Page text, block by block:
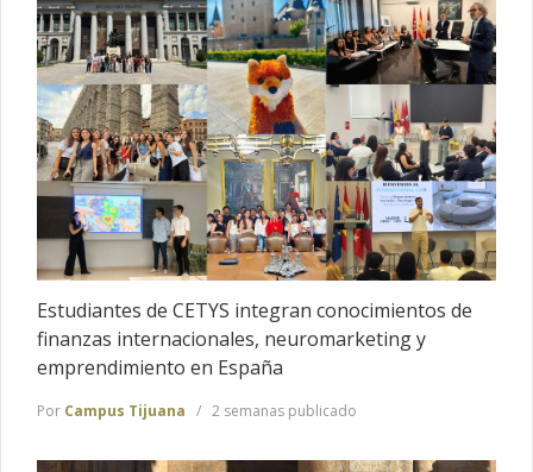
Estudiantes de CETYS integran conocimientos de
finanzas internacionales, neuromarketing y
emprendimiento en España
Por Campus Tijuana 2 semanas publicado